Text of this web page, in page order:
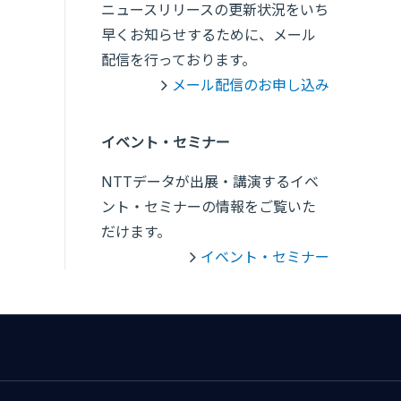
ニュースリリースの更新状況をいち
早くお知らせするために、メール
配信を行っております。
メール配信のお申し込み
イベント・セミナー
NTTデータが出展・講演するイベ
ント・セミナーの情報をご覧いた
だけます。
イベント・セミナー